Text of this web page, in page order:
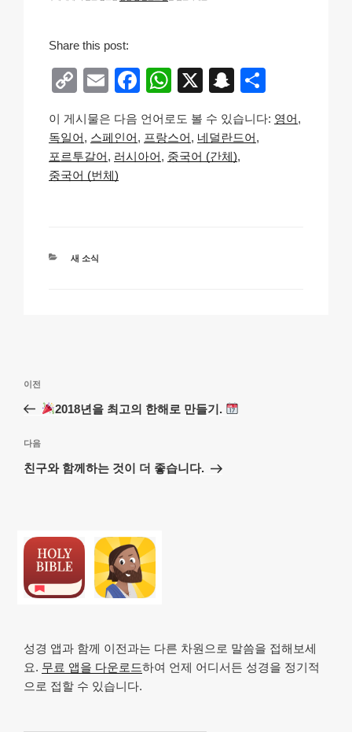
Share this post:
C
o
p
y
Li
E
m
ail
F
a
c
e
W
at
s
X
S
a
p
ar
이 게시물은 다음 언어로도 볼 수 있습니다: 영어
독일어
스페인어 프랑스어
네덜란드어
포르투갈어
러시아어
중국어 (간체)
중국어 (번체)
카
새 소식
이
전
이전
2018년을 최고의 한해로 만들기.
다
음
다음
친구와 함께하는 것이 더 좋습니다.
성경 앱과 함께 이전과는 다른 차원으로 말씀을 접해보세
요. 무료 앱을 다운로드하여 언제 어디서든 성경을 정기적
으로 접할 수 있습니다.